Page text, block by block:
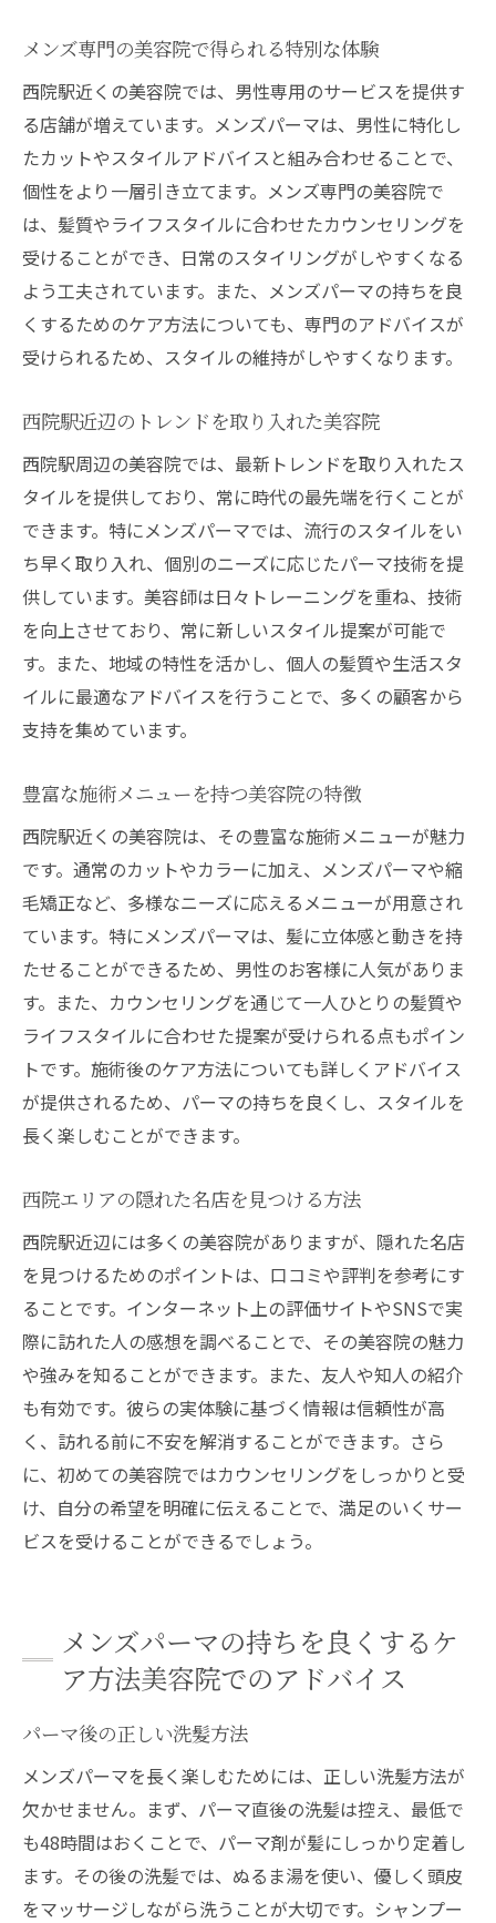
メンズ専門の美容院で得られる特別な体験
西院駅近くの美容院では、男性専用のサービスを提供す
る店舗が増えています。メンズパーマは、男性に特化し
たカットやスタイルアドバイスと組み合わせることで、
個性をより一層引き立てます。メンズ専門の美容院で
は、髪質やライフスタイルに合わせたカウンセリングを
受けることができ、日常のスタイリングがしやすくなる
よう工夫されています。また、メンズパーマの持ちを良
くするためのケア方法についても、専門のアドバイスが
受けられるため、スタイルの維持がしやすくなります。
西院駅近辺のトレンドを取り入れた美容院
西院駅周辺の美容院では、最新トレンドを取り入れたス
タイルを提供しており、常に時代の最先端を行くことが
できます。特にメンズパーマでは、流行のスタイルをい
ち早く取り入れ、個別のニーズに応じたパーマ技術を提
供しています。美容師は日々トレーニングを重ね、技術
を向上させており、常に新しいスタイル提案が可能で
す。また、地域の特性を活かし、個人の髪質や生活スタ
イルに最適なアドバイスを行うことで、多くの顧客から
支持を集めています。
豊富な施術メニューを持つ美容院の特徴
西院駅近くの美容院は、その豊富な施術メニューが魅力
です。通常のカットやカラーに加え、メンズパーマや縮
毛矯正など、多様なニーズに応えるメニューが用意され
ています。特にメンズパーマは、髪に立体感と動きを持
たせることができるため、男性のお客様に人気がありま
す。また、カウンセリングを通じて一人ひとりの髪質や
ライフスタイルに合わせた提案が受けられる点もポイン
トです。施術後のケア方法についても詳しくアドバイス
が提供されるため、パーマの持ちを良くし、スタイルを
長く楽しむことができます。
西院エリアの隠れた名店を見つける方法
西院駅近辺には多くの美容院がありますが、隠れた名店
を見つけるためのポイントは、口コミや評判を参考にす
ることです。インターネット上の評価サイトやSNSで実
際に訪れた人の感想を調べることで、その美容院の魅力
や強みを知ることができます。また、友人や知人の紹介
も有効です。彼らの実体験に基づく情報は信頼性が高
く、訪れる前に不安を解消することができます。さら
に、初めての美容院ではカウンセリングをしっかりと受
け、自分の希望を明確に伝えることで、満足のいくサー
ビスを受けることができるでしょう。
メンズパーマの持ちを良くするケ
ア方法美容院でのアドバイス
パーマ後の正しい洗髪方法
メンズパーマを長く楽しむためには、正しい洗髪方法が
欠かせません。まず、パーマ直後の洗髪は控え、最低で
も48時間はおくことで、パーマ剤が髪にしっかり定着し
ます。その後の洗髪では、ぬるま湯を使い、優しく頭皮
をマッサージしながら洗うことが大切です。シャンプー